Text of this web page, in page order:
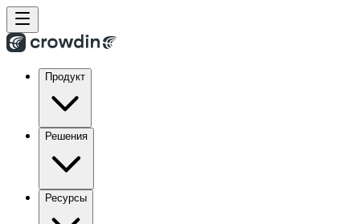
Продукт
Решения
Ресурсы